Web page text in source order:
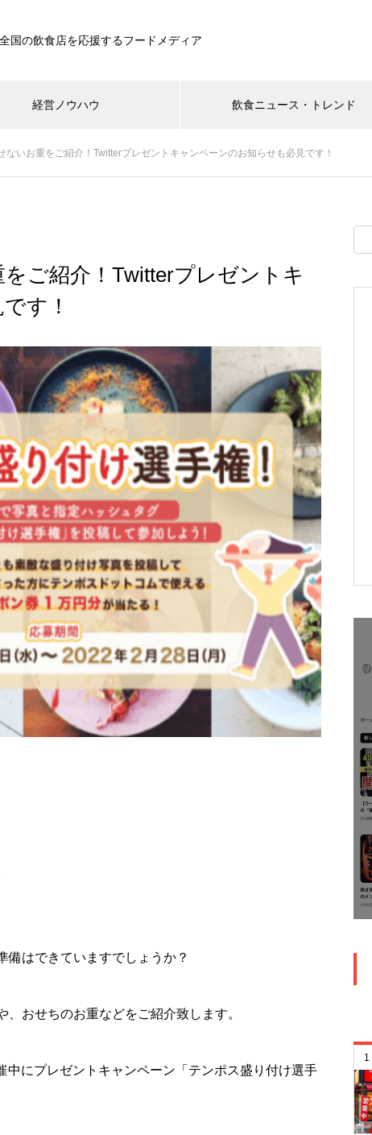
全国の飲食店を応援するフードメディア
経営ノウハウ 飲食ニュース・トレンド
ないお重をご紹介！Twitterプレゼントキャンペーンのお知らせも必見です！
ご紹介！Twitterプレゼントキ
す！
備はできていますでしょうか？
おせちのお重などをご紹介致します。
にプレゼントキャンペーン「テンポス盛り付け選手
1